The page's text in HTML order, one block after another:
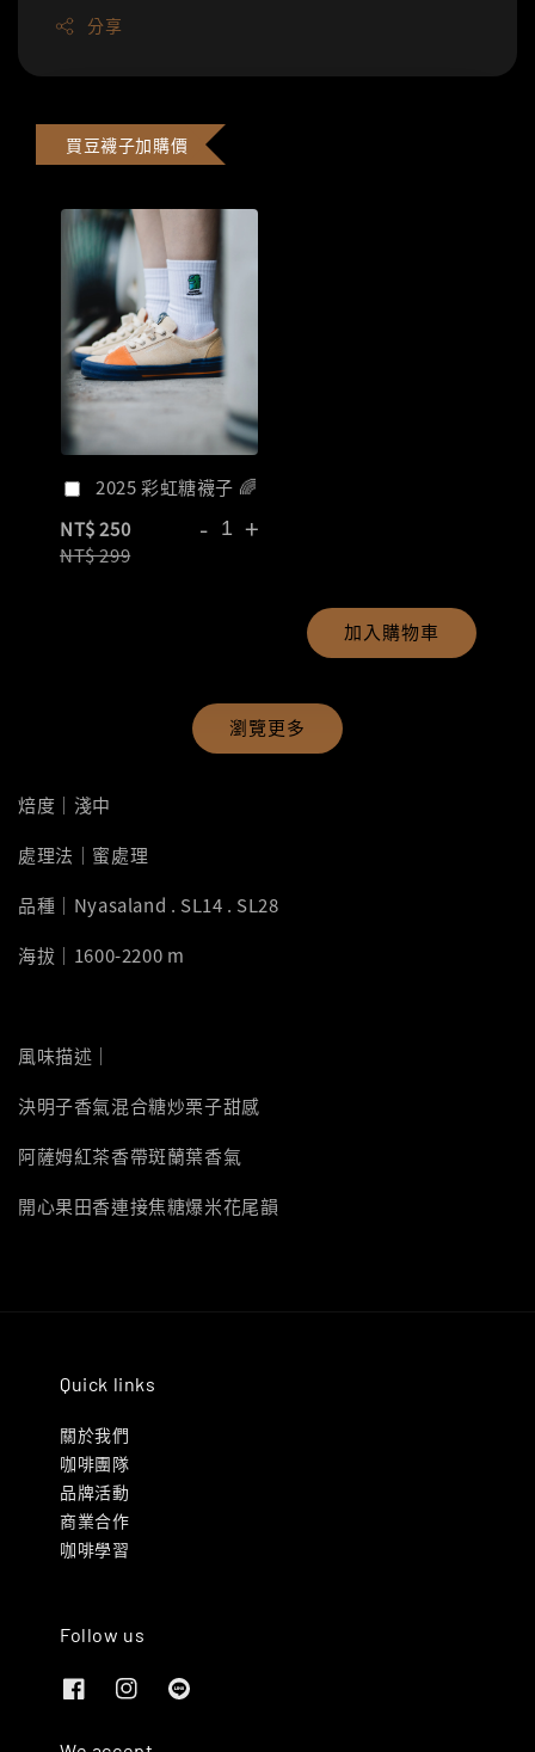
分享
買豆襪子加購價
2025 彩虹糖襪子 🌈
NT$ 250
NT$ 299
- +
加入購物車
瀏覽更多
焙度｜淺中
處理法｜蜜處理
品種｜Nyasaland . SL14 . SL28
海拔｜1600-2200 m
風味描述｜
決明子香氣混合糖炒栗子甜感
阿薩姆紅茶香帶斑蘭葉香氣
開心果田香連接焦糖爆米花尾韻
Quick links
關於我們
咖啡團隊
品牌活動
商業合作
咖啡學習
Follow us